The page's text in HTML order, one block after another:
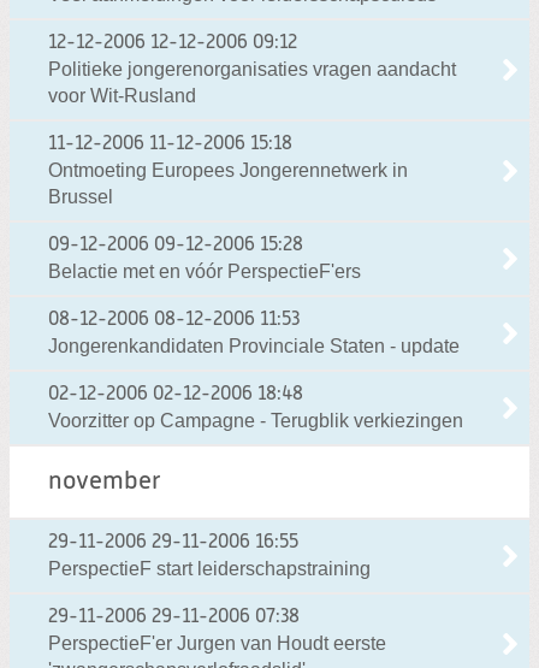
12-12-2006 12-12-2006 09:12
Politieke jongerenorganisaties vragen aandacht
voor Wit-Rusland
11-12-2006 11-12-2006 15:18
Ontmoeting Europees Jongerennetwerk in
Brussel
09-12-2006 09-12-2006 15:28
Belactie met en vóór PerspectieF'ers
08-12-2006 08-12-2006 11:53
Jongerenkandidaten Provinciale Staten - update
02-12-2006 02-12-2006 18:48
Voorzitter op Campagne - Terugblik verkiezingen
november
29-11-2006 29-11-2006 16:55
PerspectieF start leiderschapstraining
29-11-2006 29-11-2006 07:38
PerspectieF'er Jurgen van Houdt eerste